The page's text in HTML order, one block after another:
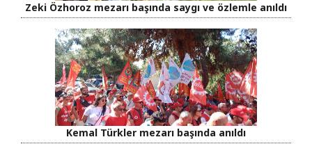
Zeki Özhoroz mezarı başında saygı ve özlemle anıldı
Kemal Türkler mezarı başında anıldı